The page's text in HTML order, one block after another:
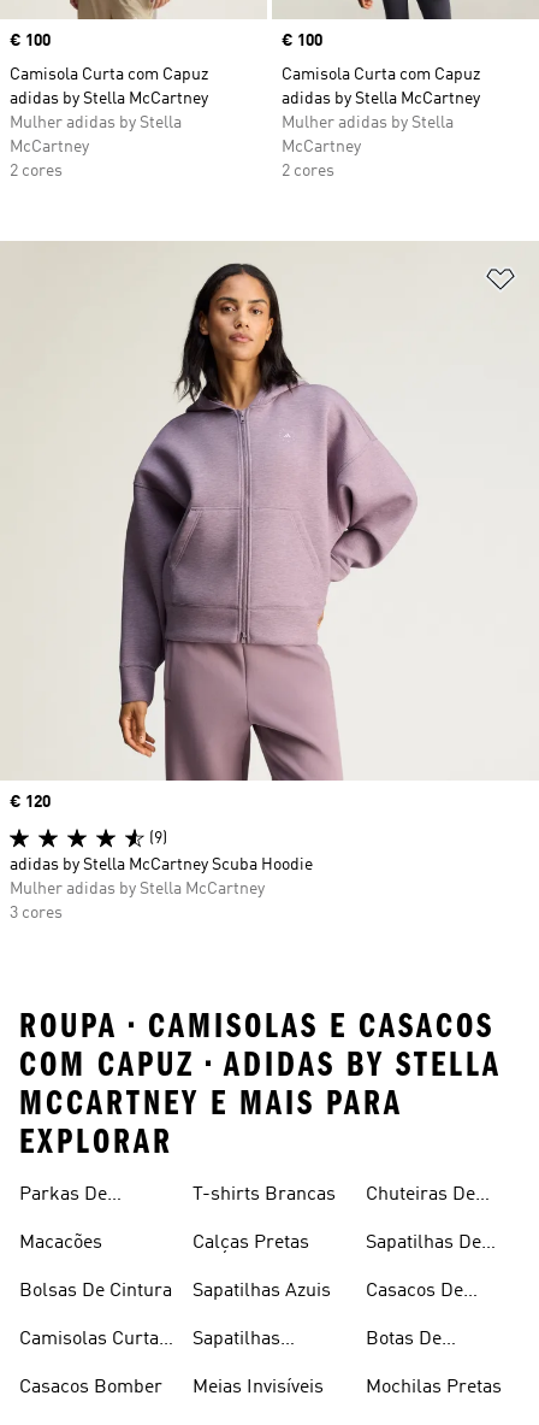
Price
€ 100
Camisola Curta com Capuz
adidas by Stella McCartney
Mulher adidas by Stella
McCartney
2 cores
Price
€ 100
Camisola Curta com Capuz
adidas by Stella McCartney
Mulher adidas by Stella
McCartney
2 cores
Price
€ 120
(9)
adidas by Stella McCartney Scuba Hoodie
Mulher adidas by Stella McCartney
3 cores
ROUPA • CAMISOLAS E CASACOS
COM CAPUZ • ADIDAS BY STELLA
MCCARTNEY E MAIS PARA
EXPLORAR
Parkas De
Macacões
Bolsas De Cintura
Camisolas Curtas
Casacos Bomber
T-shirts Brancas
Calças Pretas
Sapatilhas Azuis
Sapatilhas
Meias Invisíveis
Chuteiras De
Sapatilhas De
Casacos De
Botas De
Mochilas Pretas